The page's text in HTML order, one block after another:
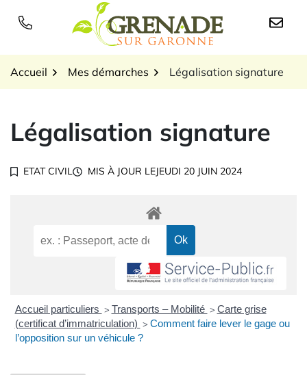
Logo Grenade sur
Accueil Mes démarches Légalisation signature
Légalisation signature
ETAT CIVIL MIS À JOUR LEJEUDI 20 JUIN 2024
Accueil particuliers > Transports – Mobilité > Carte grise
(certificat d’immatriculation) > Comment faire lever le gage ou
l’opposition sur un véhicule ?